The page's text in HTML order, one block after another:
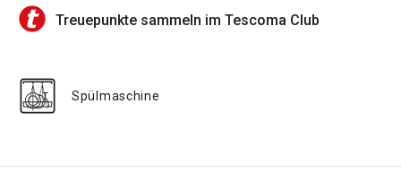
Treuepunkte sammeln im Tescoma Club
Spülmaschine